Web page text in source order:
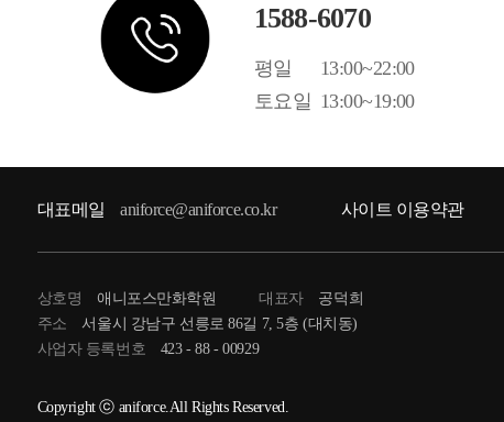
1588-6070
평일
13:00~22:00
토요일 13:00~19:00
대표메일 aniforce@aniforce.co.kr 사이트 이용약관
상호명 애니포스만화학원 대표자
공덕희
주소
서울시 강남구 선릉로 86길 7, 5층 (대치동)
사업자 등록번호
423 - 88 - 00929
Copyright ⓒ aniforce.All Rights Reserved.